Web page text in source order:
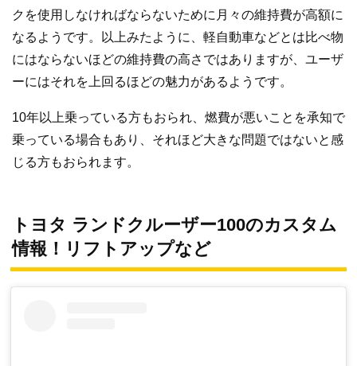
クを使用しなければならないために月々の維持費が高額に
なるようです。以上みたように、軽自動車などとは比べ物
にはならないほどの維持費の高さではありますが、ユーザ
ーにはそれを上回るほどの魅力があるようです。
10年以上乗っている方もおられ、燃費が悪いことを承知で
乗っている場合もあり、それほど大きな問題ではないと感
じる方もおられます。
トヨタ ランドクルーザー100のカスタム
情報！リフトアップなど